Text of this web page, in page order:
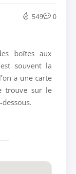
549 0
boîtes aux
souvent la
a une carte
trouve sur le
dessous.